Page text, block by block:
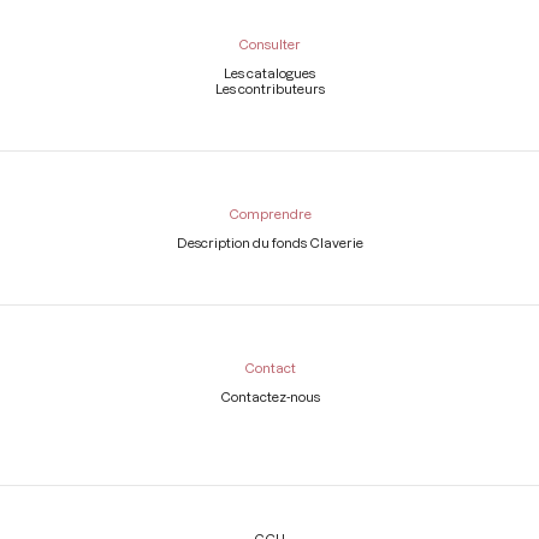
Consulter
Les catalogues
Les contributeurs
Comprendre
Description du fonds Claverie
Contact
Contactez-nous
Légal